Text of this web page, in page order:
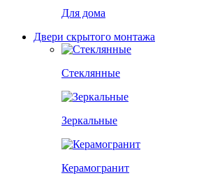
Для дома
Двери скрытого монтажа
Стеклянные
Зеркальные
Керамогранит